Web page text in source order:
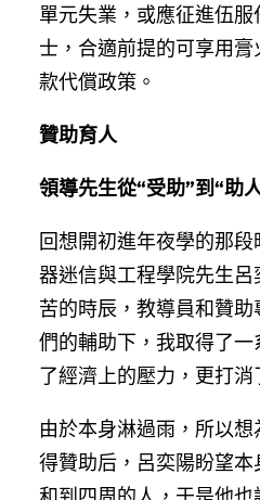
單元失業，或應征進伍
士，合適前提的可享用
款代償政策。
贊助育人
領導先生從“受助”到“助
回想開初進年夜學的那
器迷信與工程學院先生
苦的時辰，教導員和贊
們的輔助下，我取得了
了經濟上的壓力，更打消
由於本身淋過雨，所以
得贊助后，呂奕陽盼望